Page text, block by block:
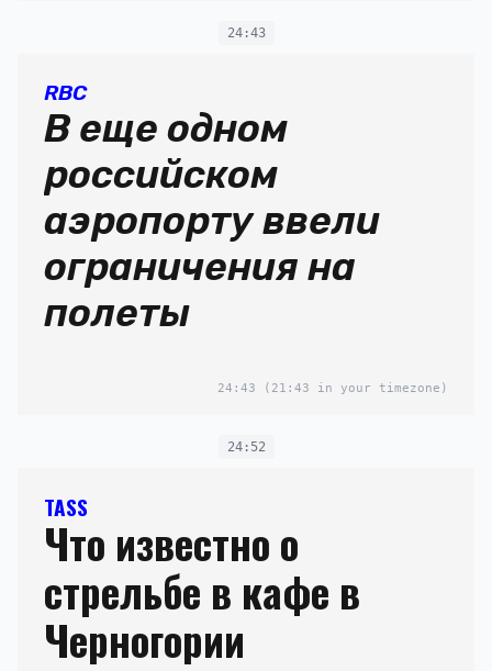
24:43
RBC
В еще одном
российском
аэропорту ввели
ограничения на
полеты
24:43 (21:43 in your timezone)
24:52
TASS
Что известно о
стрельбе в кафе в
Черногории